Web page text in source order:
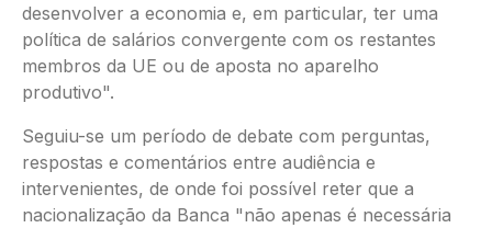
desenvolver a economia e, em particular, ter uma
política de salários convergente com os restantes
membros da UE ou de aposta no aparelho
produtivo".
Seguiu-se um período de debate com perguntas,
respostas e comentários entre audiência e
intervenientes, de onde foi possível reter que a
nacionalização da Banca "não apenas é necessária